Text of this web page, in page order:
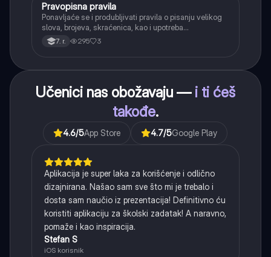
Srpski jezik
Pravopisna pravila
Ponavljaće se i produbljivati pravila o pisanju velikog
slova, brojeva, skraćenica, kao i upotreba
interpunkcije, sa posebnim fokusom na zarez u
složenoj rečenici.
7. r. 295 3
Učenici nas obožavaju — i ti ćeš
takođe.
4.6/5App Store 4.7/5Google Play
Aplikacija je super laka za korišćenje i odlično
dizajnirana. Našao sam sve što mi je trebalo i
dosta sam naučio iz prezentacija! Definitivno ću
koristiti aplikaciju za školski zadatak! A naravno,
pomaže i kao inspiracija.
Stefan S
iOS korisnik